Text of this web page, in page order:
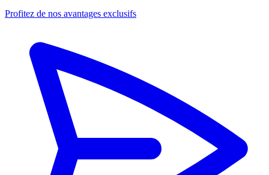
Profitez de nos avantages exclusifs